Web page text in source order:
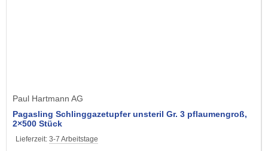
Paul Hartmann AG
Pagasling Schlinggazetupfer unsteril Gr. 3 pflaumengroß,
2×500 Stück
Lieferzeit: 3-7 Arbeitstage